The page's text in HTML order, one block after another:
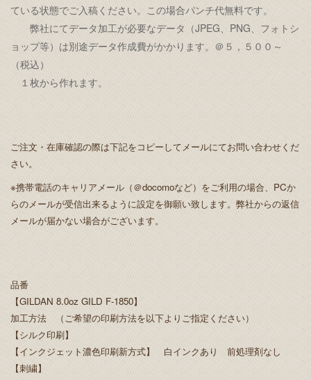
ている状態でご入稿ください。この場合パンチ代無料です。
弊社にてデータ加工が必要なデータ（JPEG、PNG、フォトシ
ョップ等）は別途データ作成費がかかります。＠５，５００～
（税込）
１枚から作れます。
ご注文・在庫確認の際は下記をコピーしてメールにてお問い合わせくだ
さい。
※携帯電話のキャリアメール（＠docomoなど）をご利用の場合、PCか
らのメールが受信出来るように設定を御願い致します。弊社からの返信
メールが届かない場合がございます。
品番
【GILDAN 8.0oz GILD F-1850】
加工方法 （ご希望の印刷方法を以下よりご指定ください）
【シルク印刷】
【インクジェット濃色印刷新方式】 白インクあり 前処理剤なし
【刺繍】